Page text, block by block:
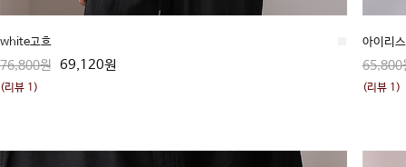
white고흐
76,800원 69,120원
(리뷰 1)
아이리
65,800
(리뷰 1)